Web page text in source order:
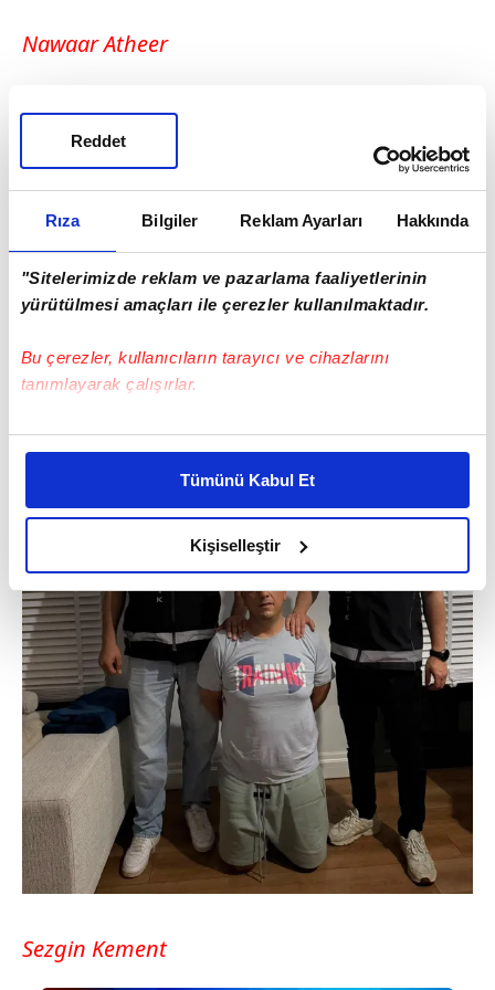
Rıza Bilgiler Reklam Ayarları Hakkında
"Sitelerimizde reklam ve pazarlama faaliyetlerinin
yürütülmesi amaçları ile çerezler kullanılmaktadır.
Bu çerezler, kullanıcıların tarayıcı ve cihazlarını
tanımlayarak çalışırlar.
Bu çerezlere izin vermeniz halinde sizlere özel
daha iyi reklam deneyimi yaşatabiliriz. Bunu yaparken
amacımızın size daha iyi bir reklam deneyimi sunmak
olduğunu ve sizlere en iyi içerikleri sunabilmek adına
elimizden gelen çabayı gösterdiğimizi ve bu noktada,
reklamların maliyetlerimizi karşılamak noktasında tek gelir
kalemimiz olduğunu sizlere hatırlatmak isteriz.
Her halükârda, kullanıcılar, bu çerezlere izin vermedikleri
takdirde, kullanıcılara hedefli reklamlar
gösterilmeyecektir."
Sizlere daha iyi bir hizmet sunabilmek için İnternet
Sitemizde kendimize ve üçüncü kişilere ait çerezler
kullanılmaktadır. Bu çerezler vasıtasıyla çeşitli kişisel
verileriniz işlenmekte olup gerekli olan çerezler bilgi
toplumu hizmetlerinin sunulması amacıyla
kılınması ve kişiselleştirilmesi ve sizlere yönelik
reklam/pazarlama faaliyetlerinin yapılması, amaçlarıyla
Tümünü Kabul Et
Kişiselleştir
Reddet
Nawaar Atheer
aranan İsveç vatandaşı uyuşturucu baronu
Nawar Atheer de MİT ve İzmir Emniyeti
Narkotik Suçlarla Mücadele Şube
Müdürlüğü'nün operasyonuyla İzmir
Çeşme'de saklandığı adrese gözaltına alındı.
Sezgin Kement